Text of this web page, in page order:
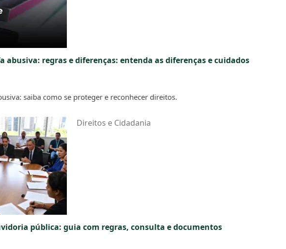
abusiva: regras e diferenças: entenda as diferenças e cuidados
saiba como se proteger e reconhecer direitos.
Direitos e Cidadania
pública: guia com regras, consulta e documentos